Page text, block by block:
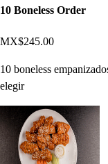
10 Boneless Order
MX$245.00
10 boneless
elegir